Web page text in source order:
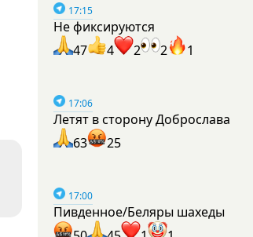
17:15
Не фиксируются
47
4 2 2 1
17:06
Летят в сторону Доброслава
63
25
17:00
Пивденное/Беляры шахеды